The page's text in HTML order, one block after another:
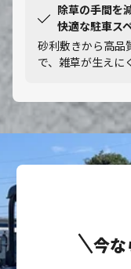
除草の手間を
快適な駐車ス
砂利敷きから高品
で、雑草が生えに
今な